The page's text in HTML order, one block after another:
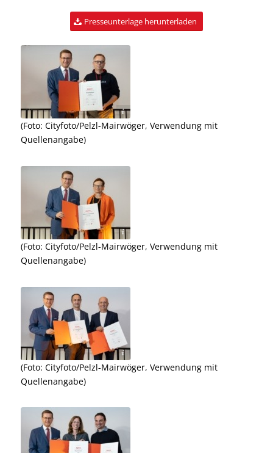
Presseunterlage herunterladen
Verwendung mit Quellenangabe
(Foto: Cityfoto/Pelzl-Mairwöger, Verwendung mit
Quellenangabe)
Verwendung mit Quellenangabe
(Foto: Cityfoto/Pelzl-Mairwöger, Verwendung mit
Quellenangabe)
Verwendung mit Quellenangabe
(Foto: Cityfoto/Pelzl-Mairwöger, Verwendung mit
Quellenangabe)